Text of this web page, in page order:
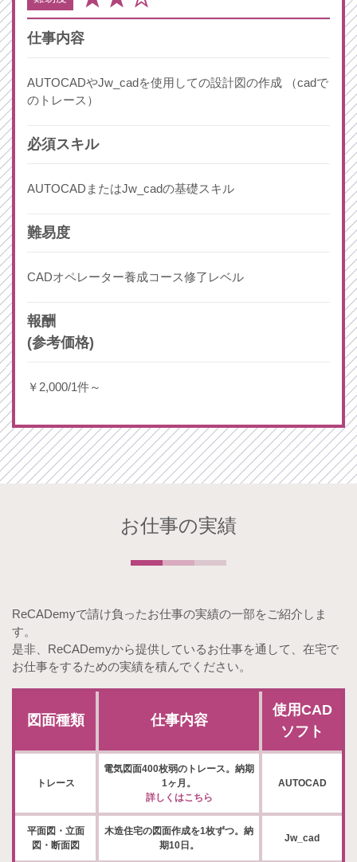
仕事内容
AUTOCADやJw_cadを使用しての設計図の作成 （cadで
のトレース）
必須スキル
AUTOCADまたはJw_cadの基礎スキル
難易度
CADオペレーター養成コース修了レベル
報酬
(参考価格)
￥2,000/1件～
お仕事の実績
ReCADemyで請け負ったお仕事の実績の一部をご紹介しま
す。
是非、ReCADemyから提供しているお仕事を通して、在宅で
お仕事をするための実績を積んでください。
図面種類 仕事内容
使用CAD
ソフト
トレース
電気図面400枚弱のトレース。納期
1ヶ月。
詳しくはこちら
AUTOCAD
平面図・立面
図・断面図
木造住宅の図面作成を1枚ずつ。納
期10日。
Jw_cad